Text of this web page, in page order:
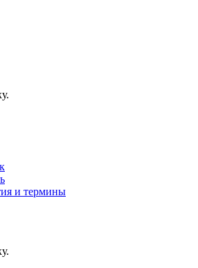
и термины